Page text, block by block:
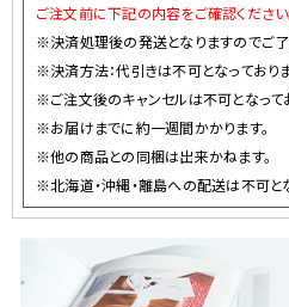
ご注文前に下記の内容をご確認ください
※決済処理後の発送となりますのでご了
※決済方法：代引きは不可となっておりま
※ご注文後のキャンセルは不可となって
※お届けまでに約一週間かかります。
※他の商品との同梱は出来かねます。
※北海道・沖縄・離島への配送は不可と